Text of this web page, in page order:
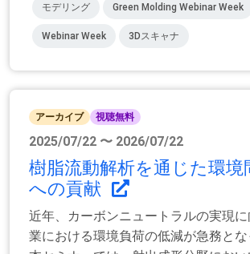
モデリング Green Molding Webinar Week
Webinar Week 3Dスキャナ
アーカイブ 視聴無料
2025/07/22 〜 2026/07/22
樹脂流動解析を通じた環境
への貢献
近年、カーボンニュートラルの実現
業における環境負荷の低減が急務とな